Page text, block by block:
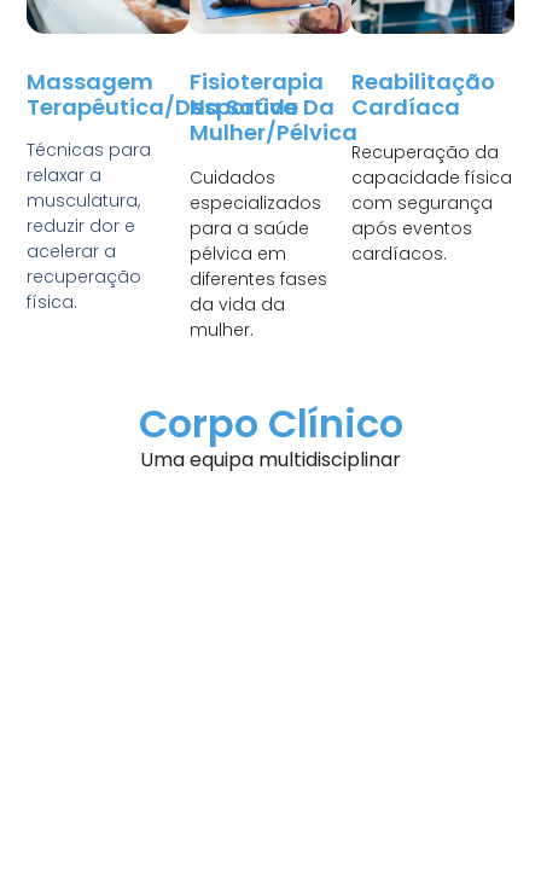
Massagem
Terapêutica/desportiva
Técnicas para
relaxar a
musculatura,
reduzir dor e
acelerar a
recuperação
física.
Fisioterapia
Na Saúde Da
Mulher/Pélvica
Cuidados
especializados
para a saúde
pélvica em
diferentes fases
da vida da
mulher.
Reabilitação
Cardíaca
Recuperação da
capacidade física
com segurança
após eventos
cardíacos.
Corpo Clínico
Uma equipa multidisciplinar